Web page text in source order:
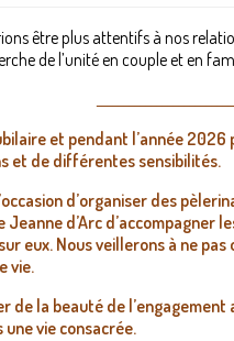
être plus attentifs à nos
de l’unité en couple et en
et pendant l’année
et de différentes sensibilités.
d’organiser des
d’Arc d’accompagner
eux. Nous veillerons à ne
vie.
la beauté de
vie consacrée.